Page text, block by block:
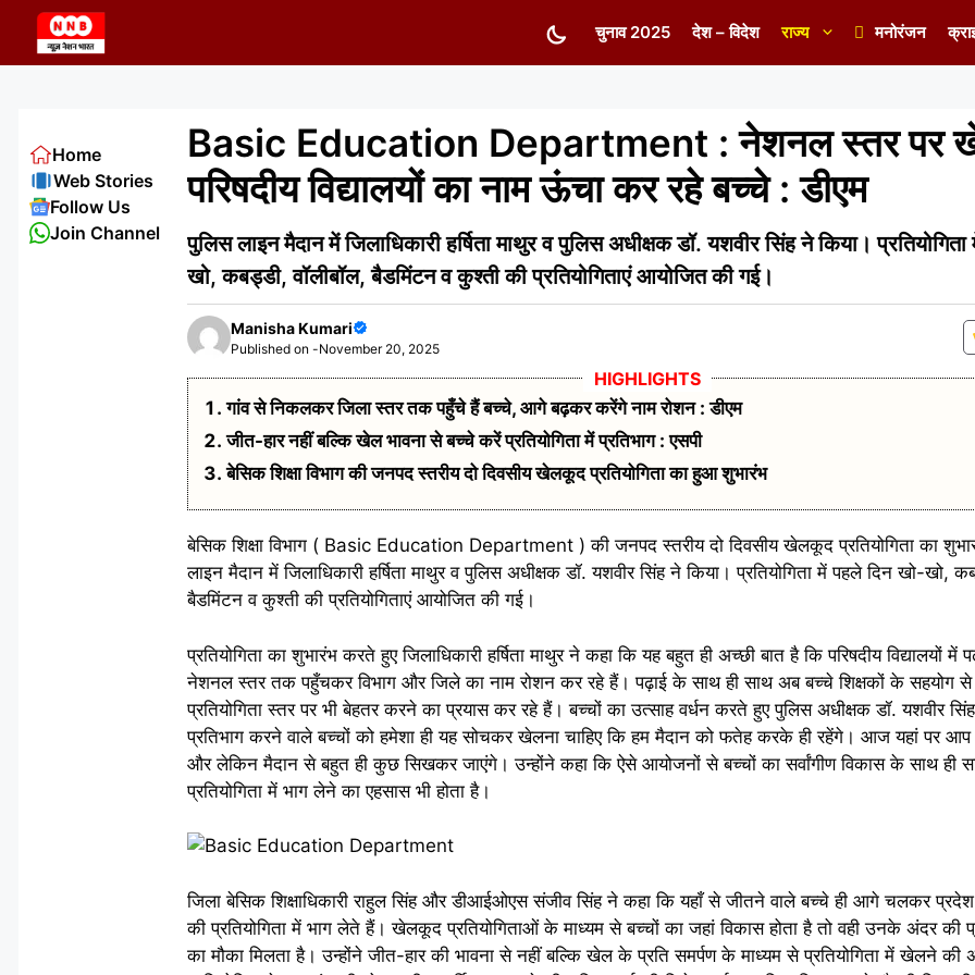
content
चुनाव 2025 देश – विदेश राज्य मनोरंजन
Basic Education Department : नेशनल स्तर पर
परिषदीय विद्यालयों का नाम ऊंचा कर रहे बच्चे : डीएम
पुलिस लाइन मैदान में जिलाधिकारी हर्षिता माथुर व पुलिस अधीक्षक डॉ. यशवीर सिंह ने किया।
खो, कबड्डी, वॉलीबॉल, बैडमिंटन व कुश्ती की प्रतियोगिताएं आयोजित की गई।
Manisha Kumari
Published on -November 20, 2025
गांव से निकलकर जिला स्तर तक पहुँचे हैं बच्चे, आगे बढ़कर करेंगे नाम रोशन : डीएम
जीत-हार नहीं बल्कि खेल भावना से बच्चे करें प्रतियोगिता में प्रतिभाग : एसपी
बेसिक शिक्षा विभाग की जनपद स्तरीय दो दिवसीय खेलकूद प्रतियोगिता का हुआ शुभारंभ
बेसिक शिक्षा विभाग ( Basic Education Department ) की जनपद स्तरीय दो दिवसीय खेलकूद प्रतियोगिता का
लाइन मैदान में जिलाधिकारी हर्षिता माथुर व पुलिस अधीक्षक डॉ. यशवीर सिंह ने किया। प्रतियोगिता में पहले दिन खो-खो,
बैडमिंटन व कुश्ती की प्रतियोगिताएं आयोजित की गई।
प्रतियोगिता का शुभारंभ करते हुए जिलाधिकारी हर्षिता माथुर ने कहा कि यह बहुत ही अच्छी बात है कि परिषदीय विद्यालयों
नेशनल स्तर तक पहुँचकर विभाग और जिले का नाम रोशन कर रहे हैं। पढ़ाई के साथ ही साथ अब बच्चे शिक्षकों के सहयोग
प्रतियोगिता स्तर पर भी बेहतर करने का प्रयास कर रहे हैं। बच्चों का उत्साह वर्धन करते हुए पुलिस अधीक्षक डॉ. यशवीर
प्रतिभाग करने वाले बच्चों को हमेशा ही यह सोचकर खेलना चाहिए कि हम मैदान को फतेह करके ही रहेंगे। आज यहां पर आप
और लेकिन मैदान से बहुत ही कुछ सिखकर जाएंगे। उन्होंने कहा कि ऐसे आयोजनों से बच्चों का सर्वांगीण विकास के साथ ही
प्रतियोगिता में भाग लेने का एहसास भी होता है।
जिला बेसिक शिक्षाधिकारी राहुल सिंह और डीआईओएस संजीव सिंह ने कहा कि यहाँ से जीतने वाले बच्चे ही आगे चलकर
की प्रतियोगिता में भाग लेते हैं। खेलकूद प्रतियोगिताओं के माध्यम से बच्चों का जहां विकास होता है तो वही उनके अंदर की
का मौका मिलता है। उन्होंने जीत-हार की भावना से नहीं बल्कि खेल के प्रति समर्पण के माध्यम से प्रतियोगिता में खेलने
Home
Web Stories
Follow Us
Join Channel